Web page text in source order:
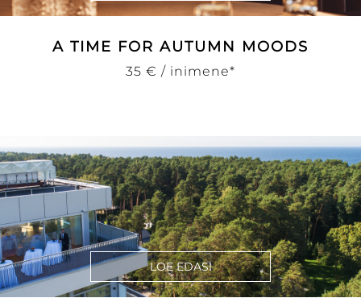
A TIME FOR AUTUMN MOODS
35 € / inimene*
LOE EDASI